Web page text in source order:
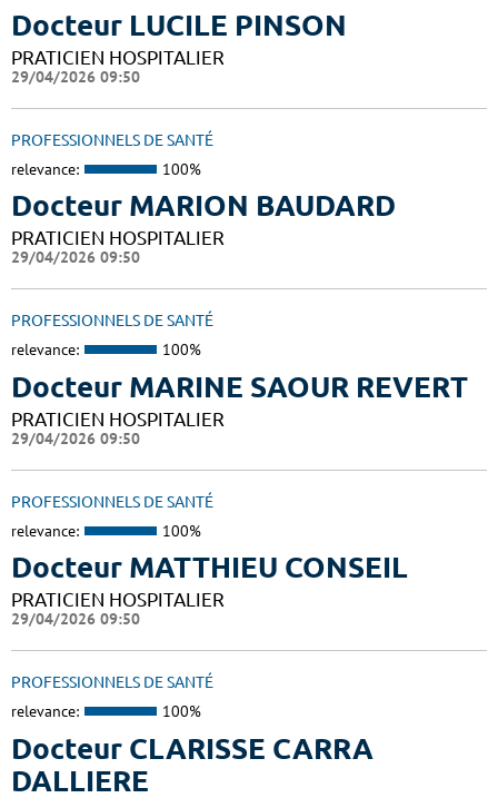
Docteur LUCILE PINSON
PRATICIEN HOSPITALIER
29/04/2026 09:50
PROFESSIONNELS DE SANTÉ
relevance: 100%
Docteur MARION BAUDARD
PRATICIEN HOSPITALIER
29/04/2026 09:50
PROFESSIONNELS DE SANTÉ
relevance: 100%
Docteur MARINE SAOUR REVERT
PRATICIEN HOSPITALIER
29/04/2026 09:50
PROFESSIONNELS DE SANTÉ
relevance: 100%
Docteur MATTHIEU CONSEIL
PRATICIEN HOSPITALIER
29/04/2026 09:50
PROFESSIONNELS DE SANTÉ
relevance: 100%
Docteur CLARISSE CARRA
DALLIERE